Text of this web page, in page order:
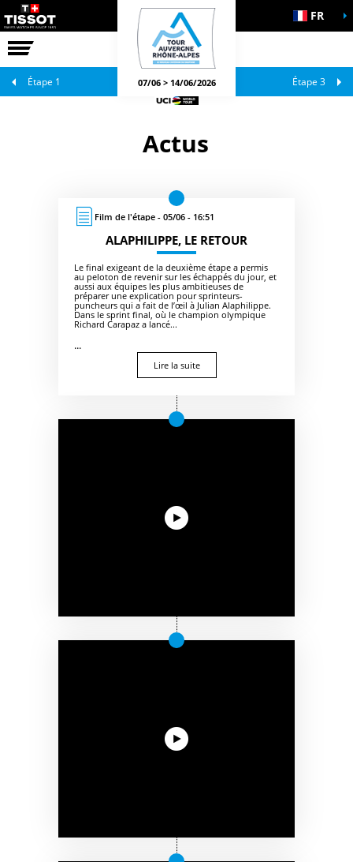
COURSE
OFFICIELS FR
07/06 > 14/06/2026
Étape 1 Étape 3
Actus
Film de l'étape - 05/06 - 16:51
ALAPHILIPPE, LE RETOUR
Le final exigeant de la deuxième étape a permis
au peloton de revenir sur les échappés du jour, et
aussi aux équipes les plus ambitieuses de
préparer une explication pour sprinteurs-
puncheurs qui a fait de l’œil à Julian Alaphilippe.
Dans le sprint final, où le champion olympique
Richard Carapaz a lancé...
...
Lire la suite